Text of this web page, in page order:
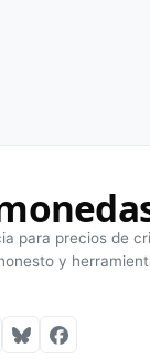
para precios de
y